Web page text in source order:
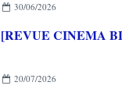
30/06/2026
20/07/2026